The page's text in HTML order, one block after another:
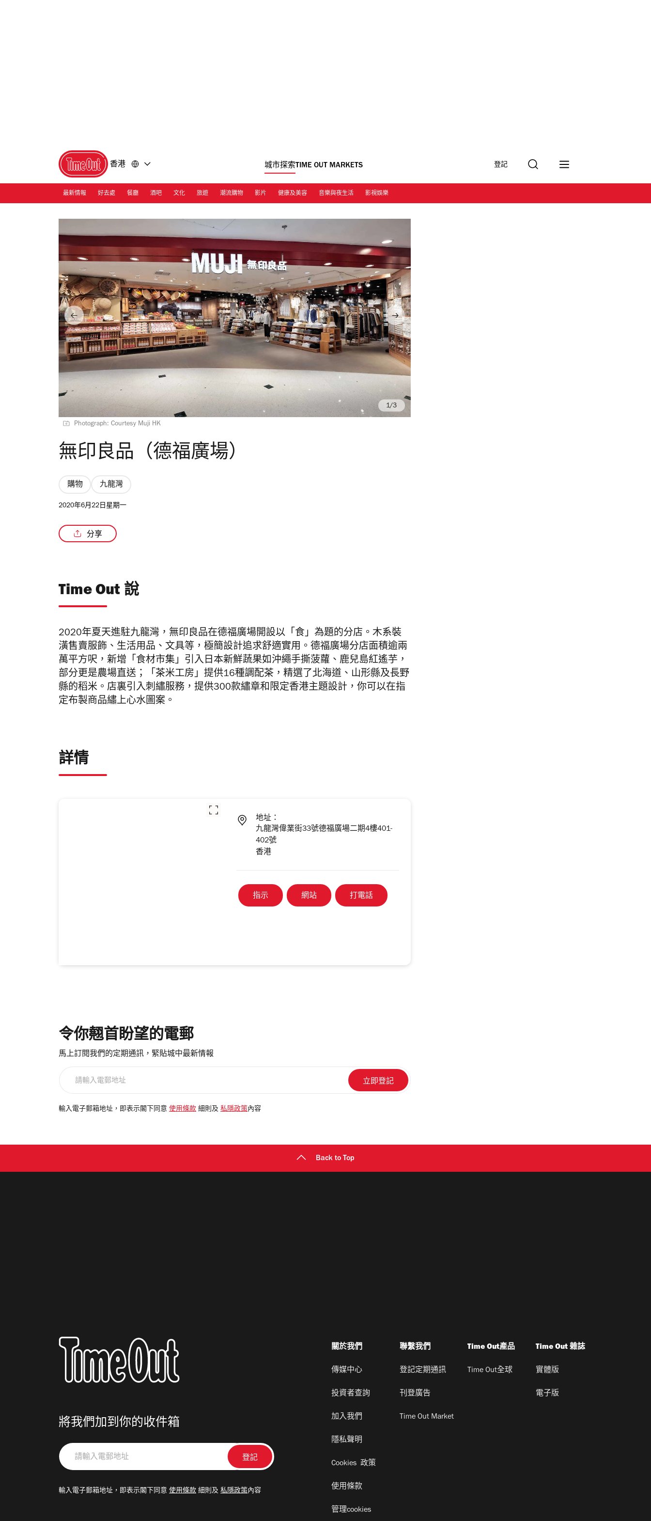
香港 城市探索TIME OUT MARKETS 登記
最新情報 好去處 餐廳 酒吧 文化 旅遊 潮流購物 影片 健康及美容 音樂與夜生活 影視娛樂
Photograph: Courtesy Muji HK
/3
無印良品（德福廣場）
購物 九龍灣
2020年6月22日星期一
分享
Time Out 說
2020年夏天進駐九龍灣，無印良品在德福廣場開設以「食」為題的分店。木系裝
潢售賣服飾、生活用品、文具等，極簡設計追求舒適實用。德福廣場分店面積逾兩
萬平方呎，新增「食材市集」引入日本新鮮蔬果如沖繩手撕菠蘿、鹿兒島紅遙芋，
部分更是農場直送；「茶米工房」提供16種調配茶，精選了北海道、山形縣及長野
縣的稻米。店裏引入刺繡服務，提供300款繡章和限定香港主題設計，你可以在指
定布製商品繡上心水圖案。
詳情
地址：
九龍灣偉業街33號德福廣場二期4樓401-
402號
香港
指示 網站 打電話
令你翹首盼望的電郵
馬上訂閱我們的定期通訊，緊貼城中最新情報
電
輸入電子郵箱地址，即表示閣下同意 使用條款 細則及 私隱政策 內容
Back to Top
將我們加到你的收件箱
請
輸
郵
輸入電子郵箱地址，即表示閣下同意 使用條款 細則及 私隱政策內容
關於我們
傳媒中心
投資者查詢
加入我們
隱私聲明
Cookies 政策
使用條款
管理cookies
聯繫我們
登記定期通訊
刊登廣告
Time Out Market
Time Out產品
Time Out全球
Time Out 雜誌
實體版
電子版